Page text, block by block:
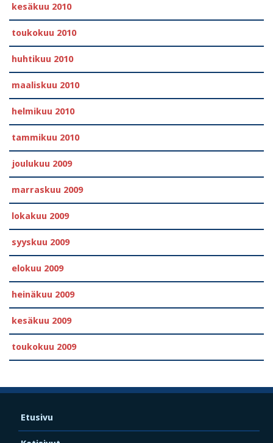
kesäkuu 2010
toukokuu 2010
huhtikuu 2010
maaliskuu 2010
helmikuu 2010
tammikuu 2010
joulukuu 2009
marraskuu 2009
lokakuu 2009
syyskuu 2009
elokuu 2009
heinäkuu 2009
kesäkuu 2009
toukokuu 2009
Etusivu